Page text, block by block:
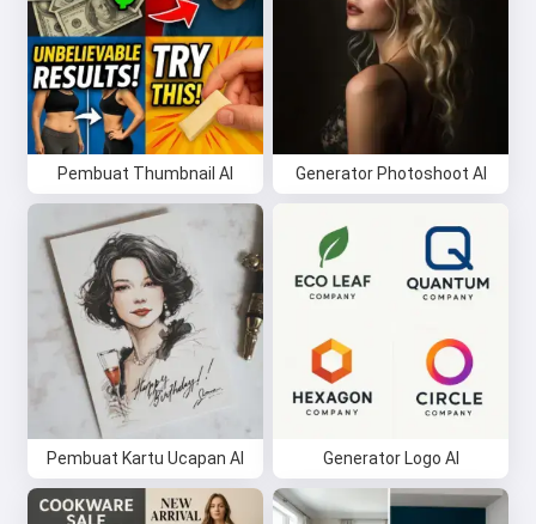
Pembuat Thumbnail AI Generator Photoshoot AI
Pembuat Kartu Ucapan AI Generator Logo AI